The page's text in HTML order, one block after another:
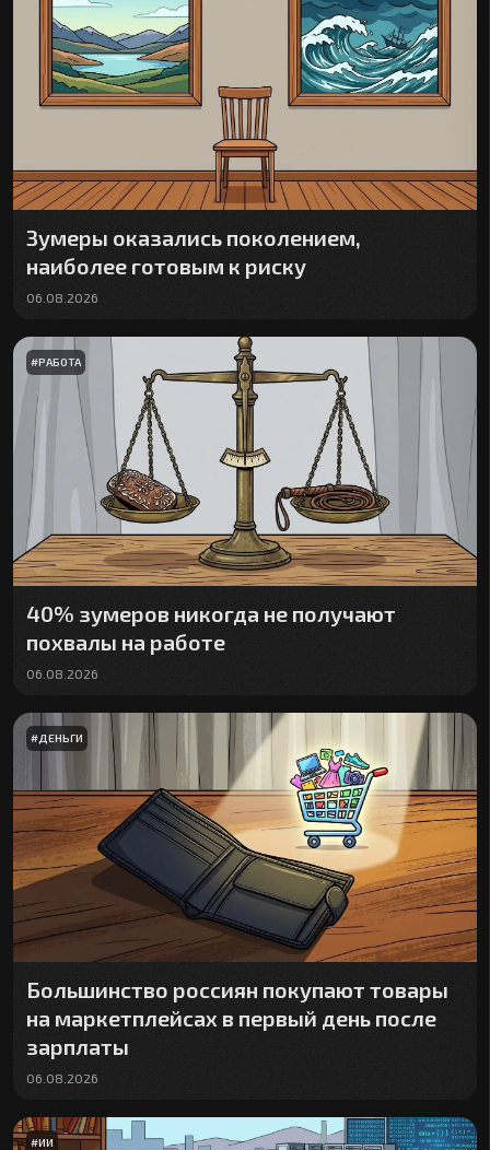
Зумеры оказались поколением,
наиболее готовым к риску
06.08.2026
#РАБОТА
40% зумеров никогда не получают
похвалы на работе
06.08.2026
#ДЕНЬГИ
Большинство россиян покупают товары
на маркетплейсах в первый день после
зарплаты
06.08.2026
#ИИ